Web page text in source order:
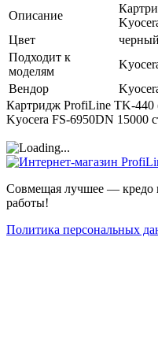
Описание
Цвет
черный
Подходит к
моделям
Вендор
Картридж ProfiLine TK-440
Kyocera FS-6950DN 15000
Совмещая лучшее — кредо
работы!
Политика персональных